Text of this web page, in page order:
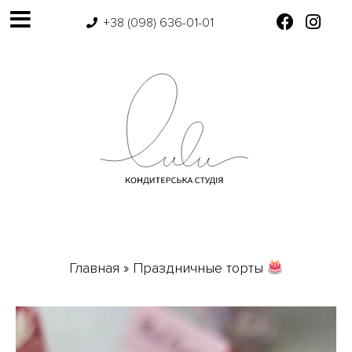
+38 (098) 636-01-01
Главная » Праздничные торты